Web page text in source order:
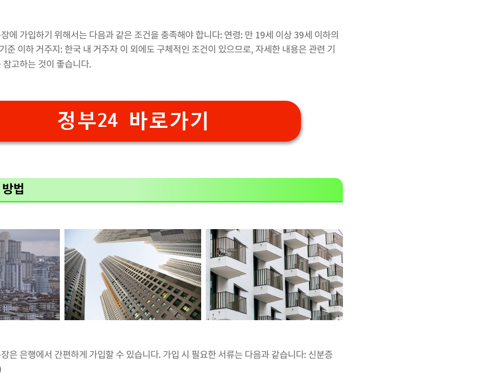
에 가입하기 위해서는 다음과 같은 조건을 충족해야 합니다: 연령: 만 19세 이상 39세 이하의
준 이하 거주지: 한국 내 거주자 이 외에도 구체적인 조건이 있으므로, 자세한 내용은 관련 기
참고하는 것이 좋습니다.
정부24 바로가기
법
은 은행에서 간편하게 가입할 수 있습니다. 가입 시 필요한 서류는 다음과 같습니다: 신분증